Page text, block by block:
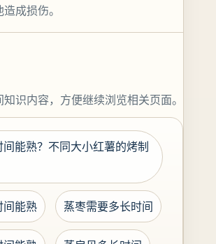
成损伤。
识内容，方便继续浏览相关页面。
能熟？不同大小红薯的烤制
间能熟 蒸枣需要多长时间